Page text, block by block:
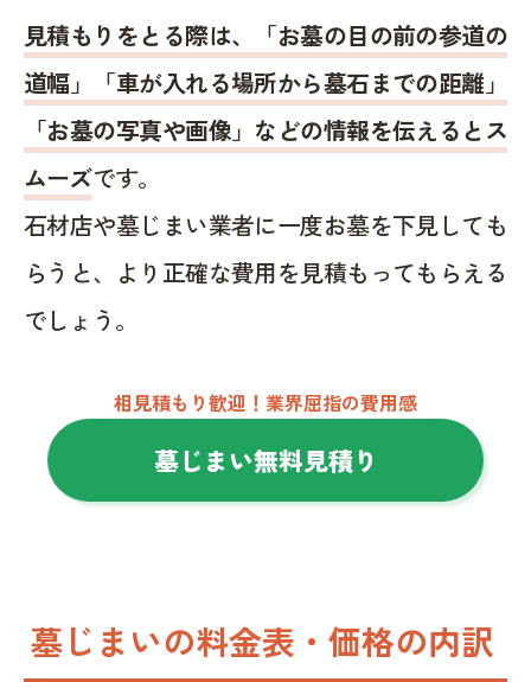
見積もりをとる際は、「お墓の目の前の参道の
道幅」「車が入れる場所から墓石までの距離」
「お墓の写真や画像」などの情報を伝えるとス
ムーズです。
石材店や墓じまい業者に一度お墓を下見しても
らうと、より正確な費用を見積もってもらえる
でしょう。
相見積もり歓迎！業界屈指の費用感
墓じまい無料見積り
墓じまいの料金表・価格の内訳